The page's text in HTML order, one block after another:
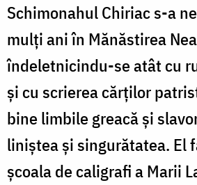
Foto:
Oana
Nechifor
Schimonahul Chiriac s-a
mulţi ani în Mănăstirea
îndeletnicindu-se atât cu
şi cu scrierea cărţilor
bine limbile greacă şi
liniştea şi singurătatea. El
şcoala de caligrafi a Marii